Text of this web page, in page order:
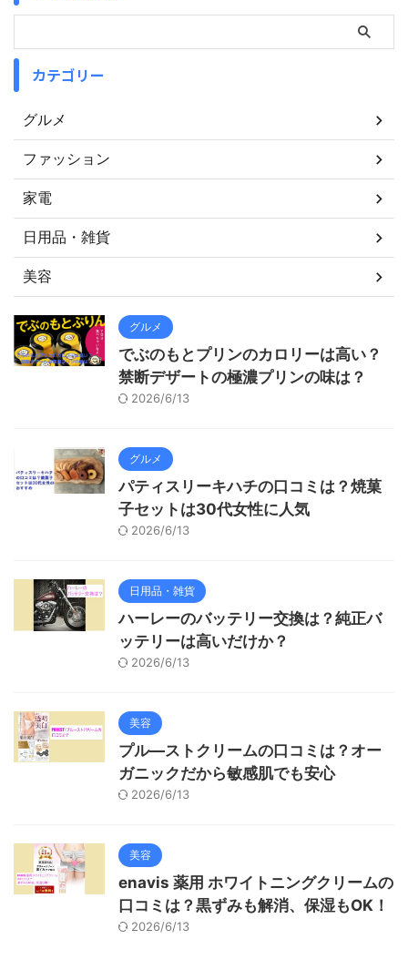
カテゴリー
グルメ
ファッション
家電
日用品・雑貨
美容
グルメ
でぶのもとプリンのカロリーは高い？
禁断デザートの極濃プリンの味は？
2026/6/13
グルメ
パティスリーキハチの口コミは？焼菓
子セットは30代女性に人気
2026/6/13
日用品・雑貨
ハーレーのバッテリー交換は？純正バ
ッテリーは高いだけか？
2026/6/13
美容
プル―ストクリームの口コミは？オー
ガニックだから敏感肌でも安心
2026/6/13
美容
enavis 薬用 ホワイトニングクリームの
口コミは？黒ずみも解消、保湿もOK！
2026/6/13